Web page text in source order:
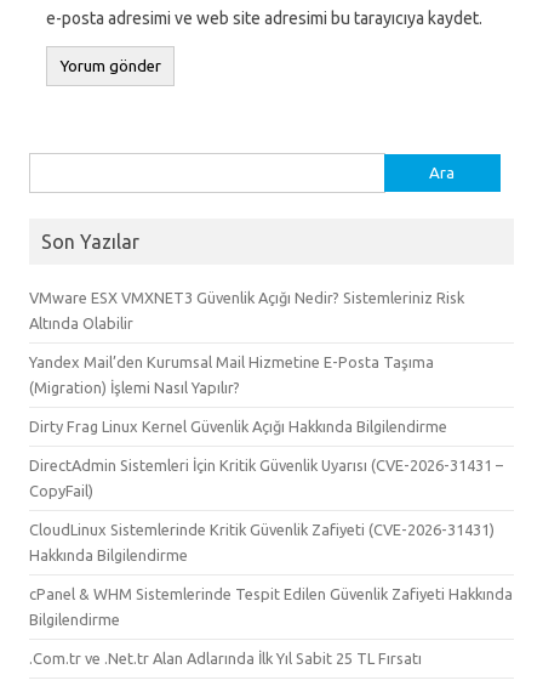
e-posta adresimi ve web site adresimi bu tarayıcıya kaydet.
Son Yazılar
VMware ESX VMXNET3 Güvenlik Açığı Nedir? Sistemleriniz Risk
Altında Olabilir
Yandex Mail’den Kurumsal Mail Hizmetine E-Posta Taşıma
(Migration) İşlemi Nasıl Yapılır?
Dirty Frag Linux Kernel Güvenlik Açığı Hakkında Bilgilendirme
DirectAdmin Sistemleri İçin Kritik Güvenlik Uyarısı (CVE-2026-31431 –
CopyFail)
CloudLinux Sistemlerinde Kritik Güvenlik Zafiyeti (CVE-2026-31431)
Hakkında Bilgilendirme
cPanel & WHM Sistemlerinde Tespit Edilen Güvenlik Zafiyeti Hakkında
Bilgilendirme
.Com.tr ve .Net.tr Alan Adlarında İlk Yıl Sabit 25 TL Fırsatı